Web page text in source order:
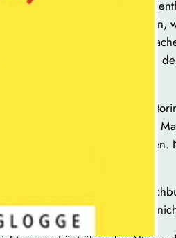
beschönigt. Doch ist es weit
Tag soll gefeiert
als Akt der Versöhnung,
und Coolness preist sie an,
zurück.
lebt von Bewegung. Die
mit, lässt los. Manchmal zu früh.
dass sie Interesse geweckt
erschien mir wie ein
verfeinert und sich